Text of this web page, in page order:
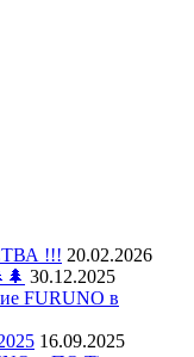
!!! 20.02.2026
30.12.2025
FURUNO в
16.09.2025